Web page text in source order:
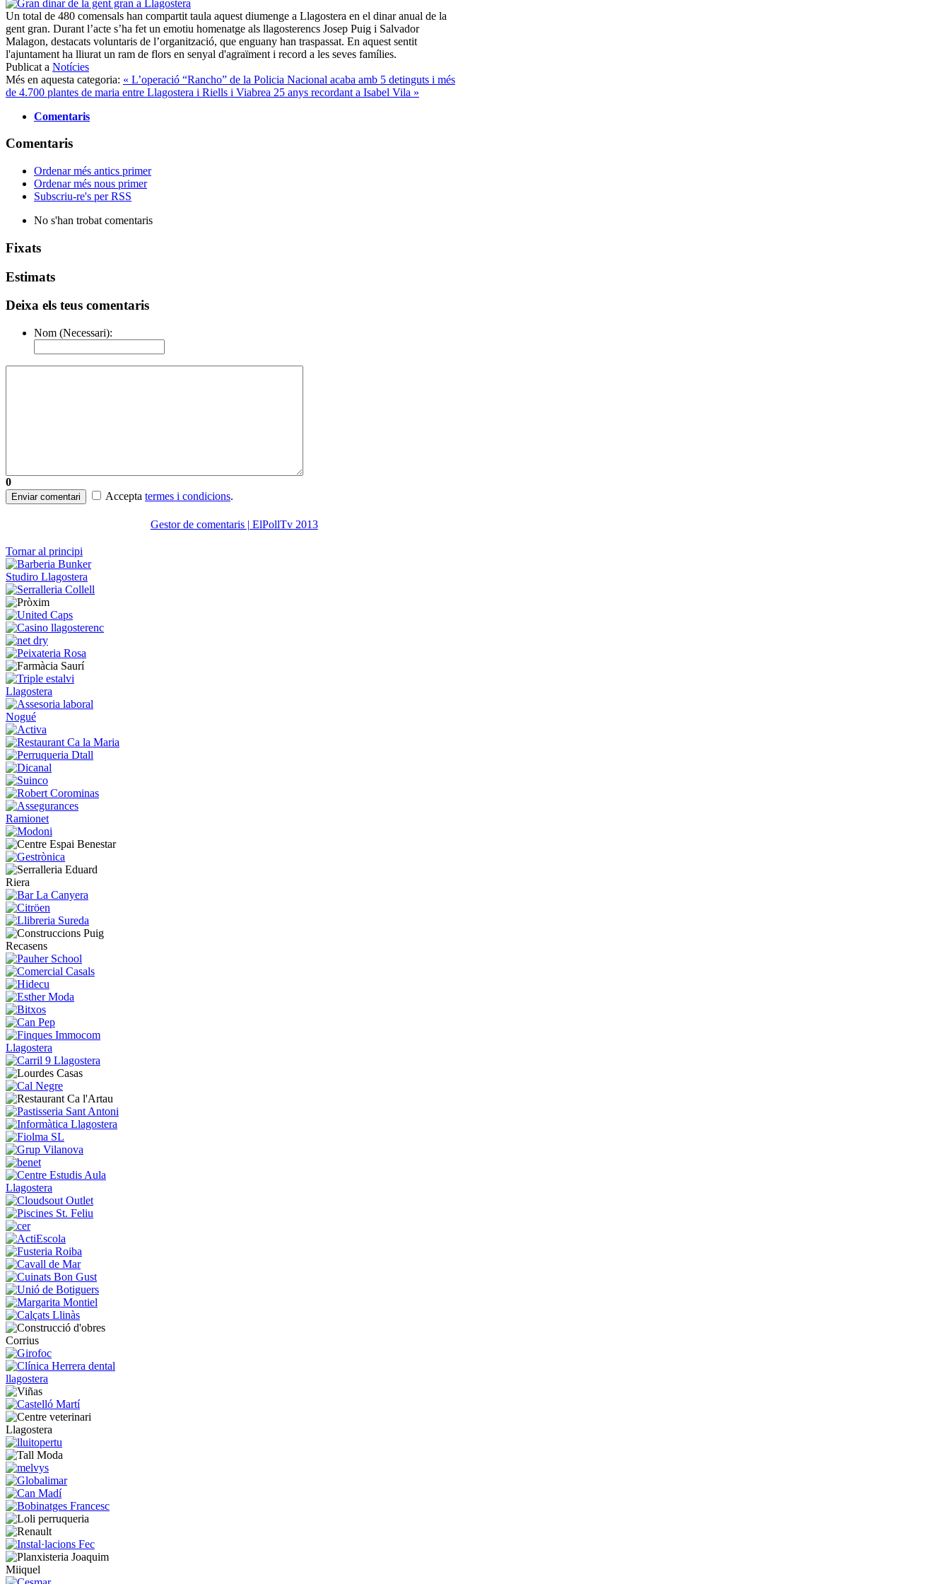
Un total de 480 comensals han compartit taula aquest diumenge a Llagostera en el dinar anual de la
gent gran. Durant l’acte s’ha fet un emotiu homenatge als llagosterencs Josep Puig i Salvador
Malagon, destacats voluntaris de l’organització, que enguany han traspassat. En aquest sentit
l'ajuntament ha lliurat un ram de flors en senyal d'agraïment i record a les seves famílies.
Publicat a Notícies
Més en aquesta categoria: « L’operació “Rancho” de la Policia Nacional acaba amb 5 detinguts i més
de 4.700 plantes de maria entre Llagostera i Riells i Viabrea 25 anys recordant a Isabel Vila »
Comentaris
Comentaris
Ordenar més antics primer
Ordenar més nous primer
Subscriu-re's per RSS
No s'han trobat comentaris
Fixats
Estimats
Deixa els teus comentaris
Nom (Necessari):
0
Enviar comentari Accepta termes i condicions.
Gestor de comentaris | ElPollTv 2013
Tornar al principi